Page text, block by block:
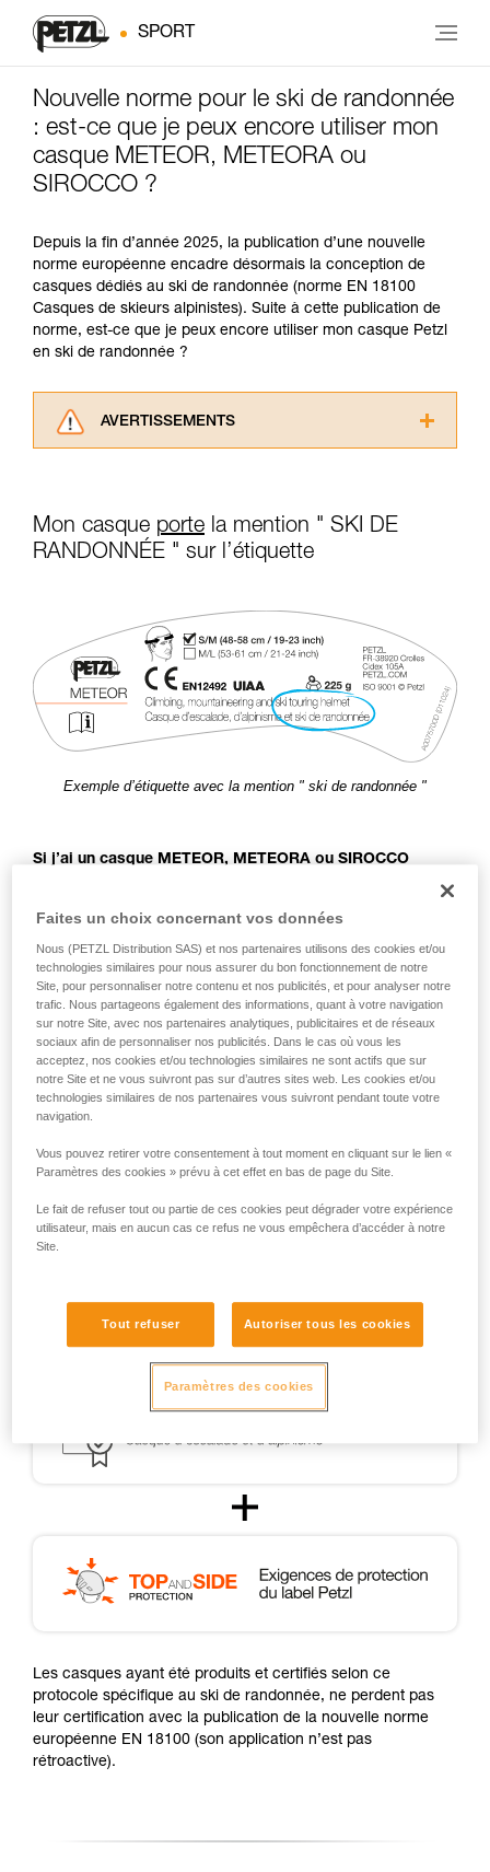
SPORT
Nouvelle norme pour le ski de randonnée
: est-ce que je peux encore utiliser mon
casque METEOR, METEORA ou
SIROCCO ?
Depuis la fin d’année 2025, la publication d’une nouvelle
norme européenne encadre désormais la conception de
casques dédiés au ski de randonnée (norme EN 18100
Casques de skieurs alpinistes). Suite à cette publication de
norme, est-ce que je peux encore utiliser mon casque Petzl
en ski de randonnée ?
AVERTISSEMENTS
informations de la notice technique pour
pouvoir comprendre ce complément
formation et un entraînement spécifique. Validez
avec un professionnel votre capacité à refaire
la manipulation, seul, en toute sécurité, avant
de la reproduire en autonomie.
Nous donnons des exemples de techniques
liées à votre activité. Il peut en exister d’autres
que nous ne décrivons pas ici.
Mon casque porte la mention " SKI DE
RANDONNÉE " sur l’étiquette
Exemple d’étiquette avec la mention " ski de randonnée "
Si j’ai un casque METEOR, METEORA ou SIROCCO
ski de
en ski de randonnée jusqu’à sa fin de vie (mise au rebut
ou durée de vie maximale atteinte).
Avant la publication de la norme européenne EN 18100
Casques de skieurs alpinistes, aucun cadre normatif
européen n’encadrait la conception de casques utilisables
en ski de randonnée.
Pour la pratique du ski de randonnée, les casques METEOR,
randonnée selon un protocole de tests (PCSR-002),
indépendant.
Les casques ayant été produits et certifiés selon ce
protocole spécifique au ski de randonnée, ne perdent pas
leur certification avec la publication de la nouvelle norme
européenne EN 18100 (son application n’est pas
rétroactive).
Faites un choix concernant vos données
Nous (PETZL Distribution SAS) et nos partenaires utilisons des cookies et/ou
technologies similaires pour nous assurer du bon fonctionnement de notre
Site, pour personnaliser notre contenu et nos publicités, et pour analyser notre
trafic. Nous partageons également des informations, quant à votre navigation
sur notre Site, avec nos partenaires analytiques, publicitaires et de réseaux
sociaux afin de personnaliser nos publicités. Dans le cas où vous les
acceptez, nos cookies et/ou technologies similaires ne sont actifs que sur
notre Site et ne vous suivront pas sur d’autres sites web. Les cookies et/ou
technologies similaires de nos partenaires vous suivront pendant toute votre
navigation.
Vous pouvez retirer votre consentement à tout moment en cliquant sur le lien «
Paramètres des cookies » prévu à cet effet en bas de page du Site.
Le fait de refuser tout ou partie de ces cookies peut dégrader votre expérience
utilisateur, mais en aucun cas ce refus ne vous empêchera d’accéder à notre
Site.
Tout refuser Autoriser tous les cookies
Paramètres des cookies